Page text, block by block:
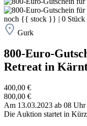
noch {{ stock }} | 0 Stück
Gurk
800-Euro-
Retreat in
400,00 €
800,00 €
Am 13.03.2023 ab 08 Uhr
Die Auktion startet in